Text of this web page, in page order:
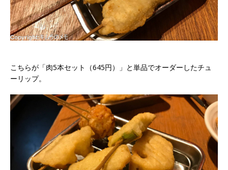
こちらが「肉5本セット（645円）」と単品でオーダーしたチュ
ーリップ。